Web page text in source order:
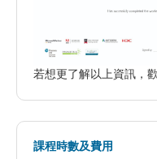
若想更了解以上資訊，
課程時數及費用